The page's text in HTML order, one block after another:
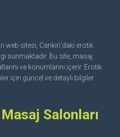
web sitesi, Cankiri'daki erotik
sunmaktadır. Bu site, masaj
ve konumlarını içerir. Erotik
için güncel ve detaylı bilgiler
Salonları